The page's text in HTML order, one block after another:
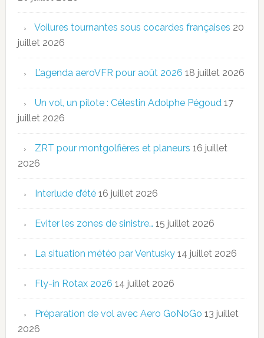
Voilures tournantes sous cocardes françaises 20
juillet 2026
L’agenda aeroVFR pour août 2026 18 juillet 2026
Un vol, un pilote : Célestin Adolphe Pégoud 17
juillet 2026
ZRT pour montgolfières et planeurs 16 juillet
2026
Interlude d’été 16 juillet 2026
Eviter les zones de sinistre… 15 juillet 2026
La situation météo par Ventusky 14 juillet 2026
Fly-in Rotax 2026 14 juillet 2026
Préparation de vol avec Aero GoNoGo 13 juillet
2026